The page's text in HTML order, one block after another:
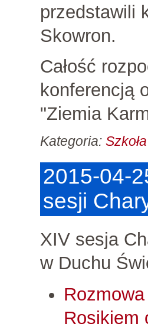
przedstawili
Skowron.
Całość
konferencją
"Ziemia
Kategoria:
2015-04-
sesji
XIV sesja
w Duchu
Rosikiem